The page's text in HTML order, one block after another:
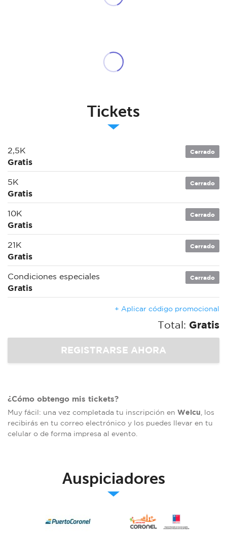
Tickets
2,5K
Gratis
Cerrado
5K
Gratis
Cerrado
10K
Gratis
Cerrado
21K
Gratis
Cerrado
Condiciones especiales
Gratis
Cerrado
+ Aplicar código promocional
Total: Gratis
¿Cómo obtengo mis tickets?
Muy fácil: una vez completada tu inscripción en Welcu , los
recibirás en tu correo electrónico y los puedes llevar en tu
celular o de forma impresa al evento.
Auspiciadores